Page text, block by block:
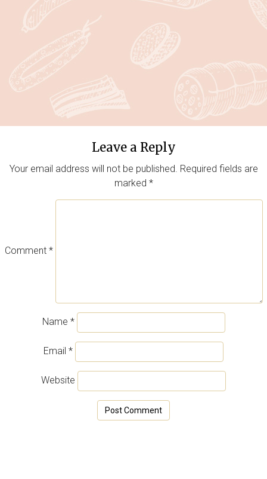
Leave a Reply
Your email address will not be published. Required fields are
marked *
Comment *
Name *
Email *
Website